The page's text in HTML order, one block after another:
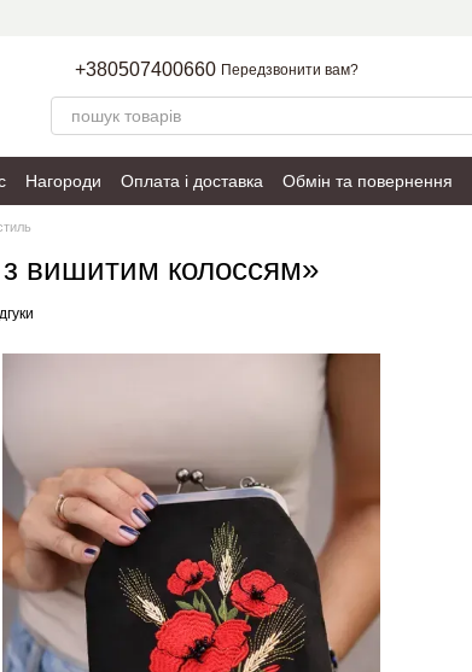
+380507400660 Передзвонити вам?
Нагороди Оплата і доставка Обмін та повернення
Політика конфіденційності Публічний договір
вишитим колоссям»